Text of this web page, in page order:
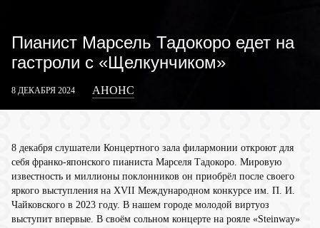
8 ДЕКАБРЯ 2024 АНОНС
Пианист Марсель Тадокоро едет на
гастроли с «Щелкунчиком»
8 декабря слушатели Концертного зала филармонии откроют для
себя франко-японского пианиста Марселя Тадокоро. Мировую
известность и миллионы поклонников он приобрёл после своего
яркого выступления на XVII Международном конкурсе им. П. И.
Чайковского в 2023 году. В нашем городе молодой виртуоз
выступит впервые. В своём сольном концерте на рояле «Steinway»